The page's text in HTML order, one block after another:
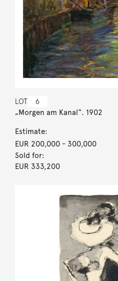
LOT 6
„Morgen am Kanal“. 1902
Estimate:
EUR 200,000- 300,000
Sold for:
EUR 333,200